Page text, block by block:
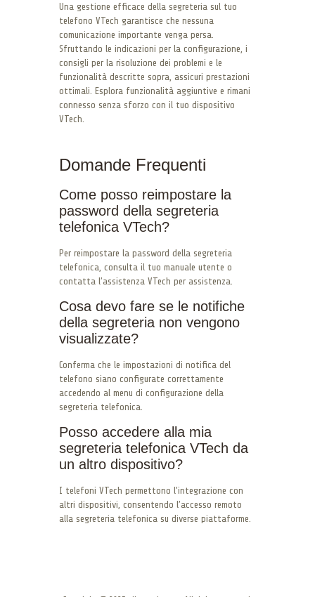
Una gestione efficace della segreteria sul tuo
telefono VTech garantisce che nessuna
comunicazione importante venga persa.
Sfruttando le indicazioni per la configurazione, i
consigli per la risoluzione dei problemi e le
funzionalità descritte sopra, assicuri prestazioni
ottimali. Esplora funzionalità aggiuntive e rimani
connesso senza sforzo con il tuo dispositivo
VTech.
Domande Frequenti
Come posso reimpostare la
password della segreteria
telefonica VTech?
Per reimpostare la password della segreteria
telefonica, consulta il tuo manuale utente o
contatta l’assistenza VTech per assistenza.
Cosa devo fare se le notifiche
della segreteria non vengono
visualizzate?
Conferma che le impostazioni di notifica del
telefono siano configurate correttamente
accedendo al menu di configurazione della
segreteria telefonica.
Posso accedere alla mia
segreteria telefonica VTech da
un altro dispositivo?
I telefoni VTech permettono l’integrazione con
altri dispositivi, consentendo l’accesso remoto
alla segreteria telefonica su diverse piattaforme.